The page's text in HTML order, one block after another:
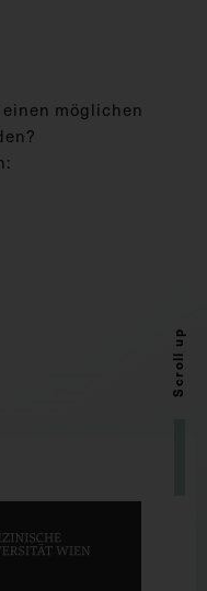
möglichen
Scroll up